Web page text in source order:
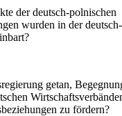
der deutsch-polnischen
wurden in der
getan,
zu fördern?